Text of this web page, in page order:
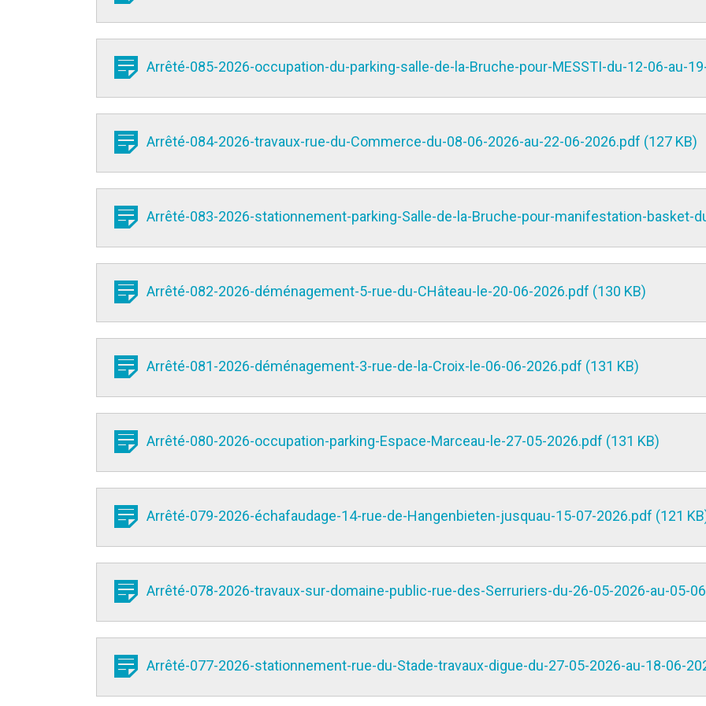
Arrêté-085-2026-occupation-du-parking-salle-de-la-Bruche-pour-MESSTI-du-12-06-au-
Arrêté-084-2026-travaux-rue-du-Commerce-du-08-06-2026-au-22-06-2026.pdf (127 KB)
Arrêté-083-2026-stationnement-parking-Salle-de-la-Bruche-pour-manifestation-basket-
Arrêté-082-2026-déménagement-5-rue-du-CHâteau-le-20-06-2026.pdf (130 KB)
Arrêté-081-2026-déménagement-3-rue-de-la-Croix-le-06-06-2026.pdf (131 KB)
Arrêté-080-2026-occupation-parking-Espace-Marceau-le-27-05-2026.pdf (131 KB)
Arrêté-079-2026-échafaudage-14-rue-de-Hangenbieten-jusquau-15-07-2026.pdf (121
Arrêté-078-2026-travaux-sur-domaine-public-rue-des-Serruriers-du-26-05-2026-au-05-
Arrêté-077-2026-stationnement-rue-du-Stade-travaux-digue-du-27-05-2026-au-18-06-